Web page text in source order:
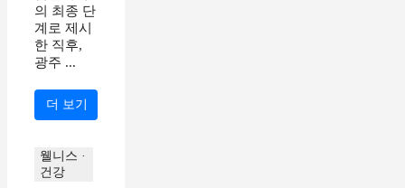
의 최종 단
계로 제시
한 직후,
광주 ...
더 보기
웰니스 ·
건강